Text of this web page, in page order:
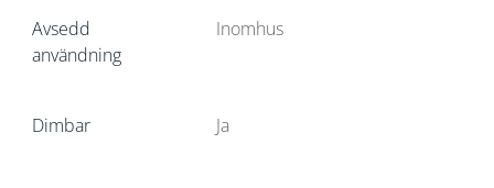
Avsedd
användning
Inomhus
Dimbar Ja